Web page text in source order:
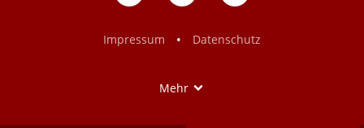
Impressum
• Datenschutz
Mehr